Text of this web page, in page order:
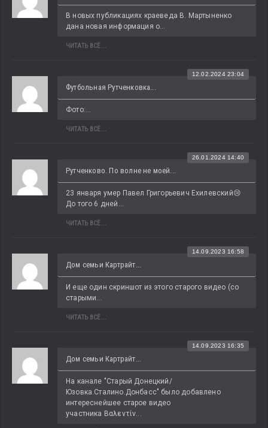
В новых публикациях краеведа В. Мартыненко
дана новая информация о...
ЧИТАТЬ ВСЁ...
Футбольная Рутченковка...
12.02.2024 23:04
Фото:...
ЧИТАТЬ ВСЁ...
Рутченково. По волне не моей...
26.01.2024 14:40
23 января умер Павел Григорьевич Ехилевский😢
До того 6 дней...
ЧИТАТЬ ВСЁ...
Дом семьи Картрайт...
14.09.2023 16:58
И еще один скриншот из этого старого видео (со
старыми...
ЧИТАТЬ ВСЁ...
Дом семьи Картрайт...
14.09.2023 16:35
На канале "Старый Донецкий/
Юзовка.Сталино.Донбасс" было добавлено
интереснейшее старое видео
участника Βαλεντίν...